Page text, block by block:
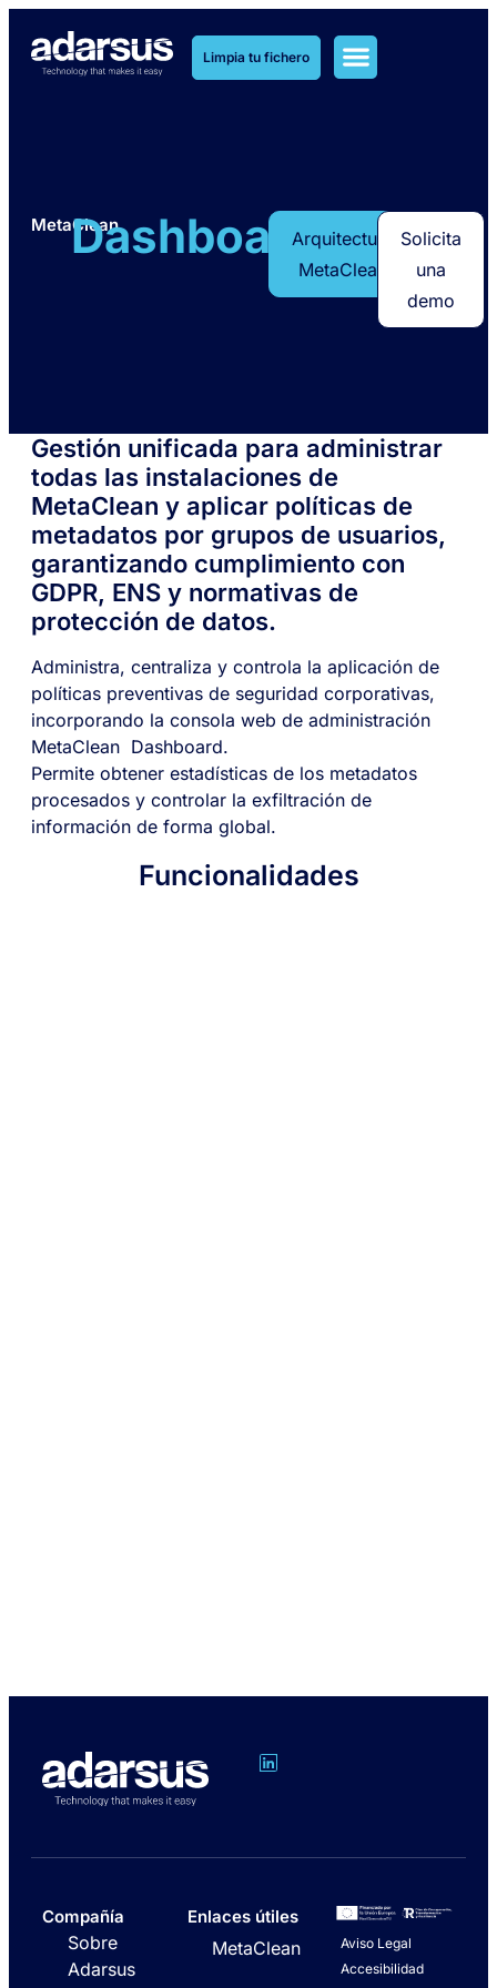
Limpia tu fichero
MetaClean
DashboardArquitectura
MetaClean
Solicita
una
demo
Gestión unificada para administrar
todas las instalaciones de
MetaClean y aplicar políticas de
metadatos por grupos de usuarios,
garantizando cumplimiento con
GDPR, ENS y normativas de
protección de datos.
Administra, centraliza y controla la aplicación de
políticas preventivas de seguridad corporativas,
incorporando la consola web de administración
MetaClean Dashboard.
Permite obtener estadísticas de los metadatos
procesados y controlar la exfiltración de
información de forma global.
Funcionalidades
Compañía
Sobre
Adarsus
Enlaces útiles
MetaClean
Aviso Legal
Accesibilidad